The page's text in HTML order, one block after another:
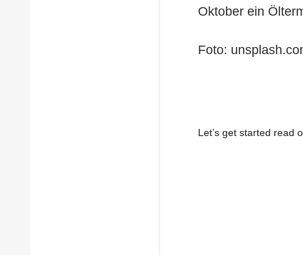
Oktober ein
Foto:
Let’s get started read